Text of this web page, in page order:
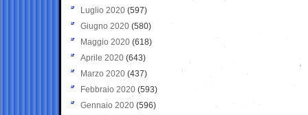
Luglio 2020 (597)
Giugno 2020 (580)
Maggio 2020 (618)
Aprile 2020 (643)
Marzo 2020 (437)
Febbraio 2020 (593)
Gennaio 2020 (596)